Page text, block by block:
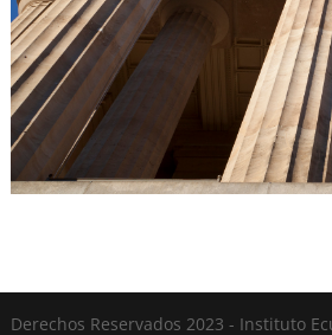
Derechos Reservados 2023 - Instituto